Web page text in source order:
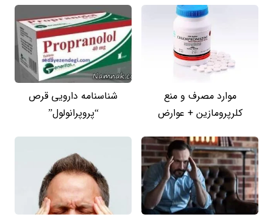
موارد مصرف و منع
کلرپرومازین + عوارض
شناسنامه دارویی قرص
“پروپرانولول”